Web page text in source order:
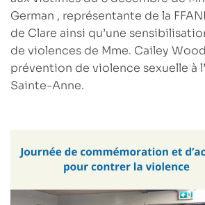
German , représentante de la
de Clare ainsi qu’une
de violences de Mme. Cailey Wood
prévention de violence sexuelle à
Sainte-Anne.